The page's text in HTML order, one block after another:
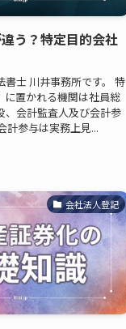
う？特定目的会社
書士 川井事務所です。 特
に置かれる機関は社員総
、会計監査人及び会計参
計参与は実務上見...
会社法人登記